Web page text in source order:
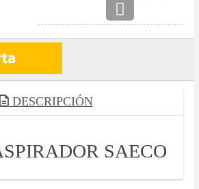
DESCRIPCIÓN
SAECO